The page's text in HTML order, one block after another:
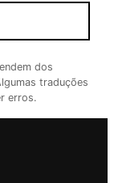
dos
traduções
erros.